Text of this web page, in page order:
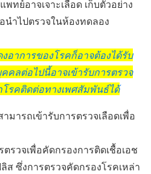
ทย์อาจเจาะเลือด เก็บตัวอย่าง
นำไปตรวจในห้องทดลอง
อาการของโรคก็อาจต้องได้รับ
คลต่อไปนี้อาจเข้ารับการตรวจ
โรคติดต่อทางเพศสัมพันธ์ได้
มารถเข้ารับการตรวจเลือดเพื่อ
รวจเพื่อคัดกรองการติดเชื้อเอช
ส ซึ่งการตรวจคัดกรองโรคเหล่า